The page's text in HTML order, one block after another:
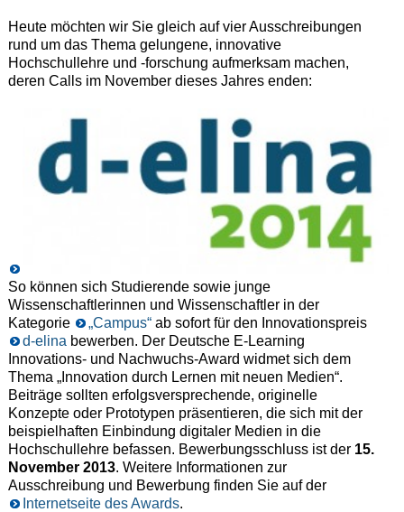
Heute möchten wir Sie gleich auf vier Ausschreibungen
rund um das Thema gelungene, innovative
Hochschullehre und -forschung aufmerksam machen,
deren Calls im November dieses Jahres enden:
So können sich Studierende sowie junge
Wissenschaftlerinnen und Wissenschaftler in der
Kategorie
„Campus“ab sofort für den Innovationspreis
d-elinabewerben. Der Deutsche E-Learning
Innovations- und Nachwuchs-Award widmet sich dem
Thema „Innovation durch Lernen mit neuen Medien“.
Beiträge sollten erfolgsversprechende, originelle
Konzepte oder Prototypen präsentieren, die sich mit der
beispielhaften Einbindung digitaler Medien in die
Hochschullehre befassen. Bewerbungsschluss ist der 15.
November 2013. Weitere Informationen zur
Ausschreibung und Bewerbung finden Sie auf der
Internetseite des Awards.